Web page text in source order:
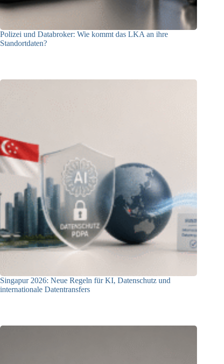
Polizei und Databroker: Wie kommt das LKA an ihre
Standortdaten?
Singapur 2026: Neue Regeln für KI, Datenschutz und
internationale Datentransfers